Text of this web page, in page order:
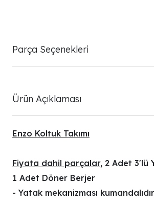
Parça Seçenekleri
Ürün Açıklaması
Enzo Koltuk Takımı
Fiyata dahil parçalar, 2 Adet 3'lü
1 Adet Döner Berjer
- Yatak mekanizması kumandalıdır